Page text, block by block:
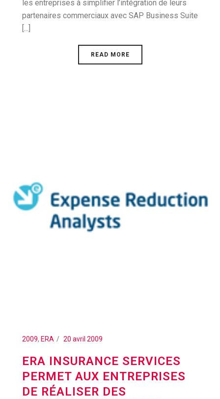
les entreprises à simplifier l’intégration de leurs
partenaires commerciaux avec SAP Business Suite
[...]
READ MORE
2009, ERA 20 avril 2009
ERA INSURANCE SERVICES
PERMET AUX ENTREPRISES
DE RÉALISER DES